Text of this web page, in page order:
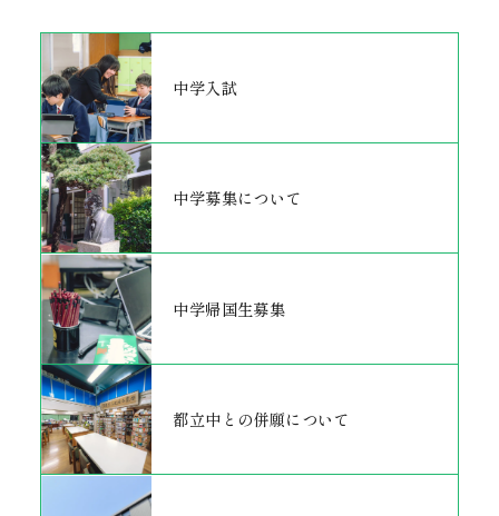
中学入試
中学募集について
中学帰国生募集
都立中との併願について